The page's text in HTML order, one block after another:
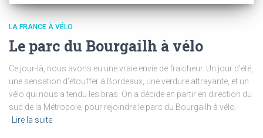
LA FRANCE À VÉLO
Le parc du Bourgailh à vélo
Ce jour-là, nous avons eu une vraie envie de fraicheur. Un jour d’été,
une sensation d’étouffer à Bordeaux, une verdure attrayante, et un
vélo qui nous a tendu les bras. On a décidé en partir en direction du
sud de la Métropole, pour rejoindre le parc du Bourgailh à vélo.
Lire la suite